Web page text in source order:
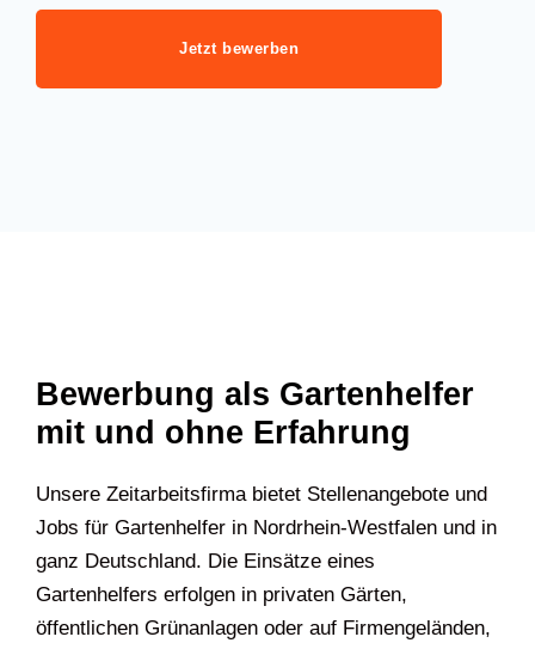
Jetzt bewerben
Bewerbung als Gartenhelfer
mit und ohne Erfahrung
Unsere Zeitarbeitsfirma bietet Stellenangebote und
Jobs für Gartenhelfer in Nordrhein-Westfalen und in
ganz Deutschland. Die Einsätze eines
Gartenhelfers erfolgen in privaten Gärten,
öffentlichen Grünanlagen oder auf Firmengeländen,